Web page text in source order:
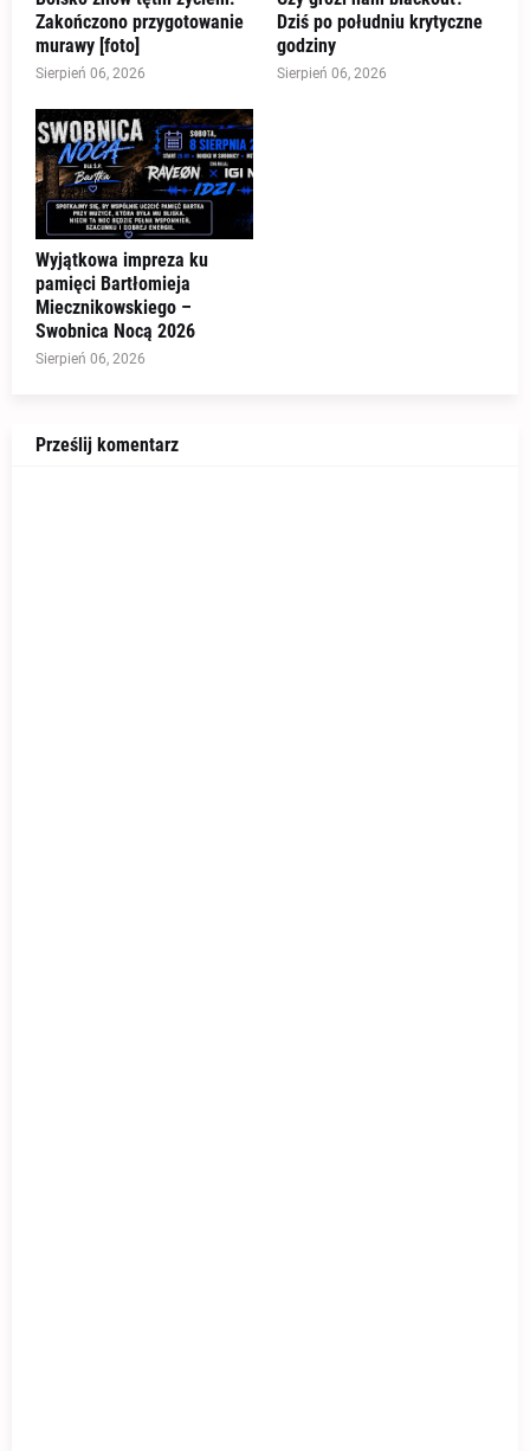
Zakończono przygotowanie
murawy [foto]
Sierpień 06, 2026
Dziś po południu krytyczne
godziny
Sierpień 06, 2026
Wyjątkowa impreza ku
pamięci Bartłomieja
Miecznikowskiego –
Swobnica Nocą 2026
Sierpień 06, 2026
Prześlij komentarz